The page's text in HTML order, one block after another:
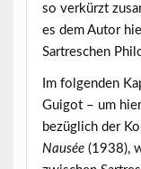
so verkürzt
es dem Autor
Sartreschen
Im folgenden
Guigot – um
bezüglich der
Nausée (1938),